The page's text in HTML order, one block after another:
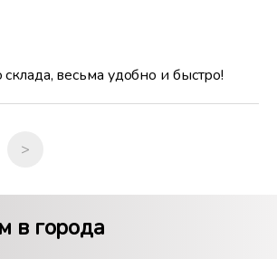
склада, весьма удобно и быстро!
>
в города